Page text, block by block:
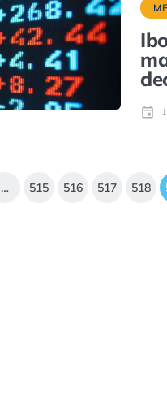
… 515 516 517 518